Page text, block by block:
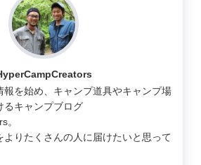
報を始め、キャンプ道具やキャンプ場
るキャンプブログ
。
よりたくさんの人に届けたいと思って